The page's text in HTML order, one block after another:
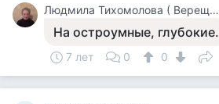
Людмила Тихомолова ( Верещагина )
На остроумные, глубокие.
7 лет 0 0